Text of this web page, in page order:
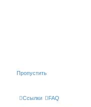
Пропустить
Ссылки FAQ